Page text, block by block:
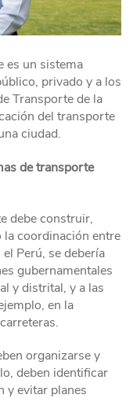
es un sistema
privado y a los
Transporte de la
del transporte
ciudad.
de transporte
debe construir,
la coordinación entre
Perú, se debería
gubernamentales
y distrital, y a las
en la
organizarse y
deben identificar
y evitar planes